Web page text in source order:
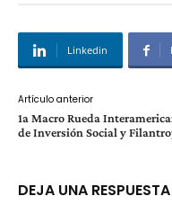
Linkedin
Artículo anterior
1a Macro Rueda
de Inversión Social y
DEJA UNA RESPUESTA